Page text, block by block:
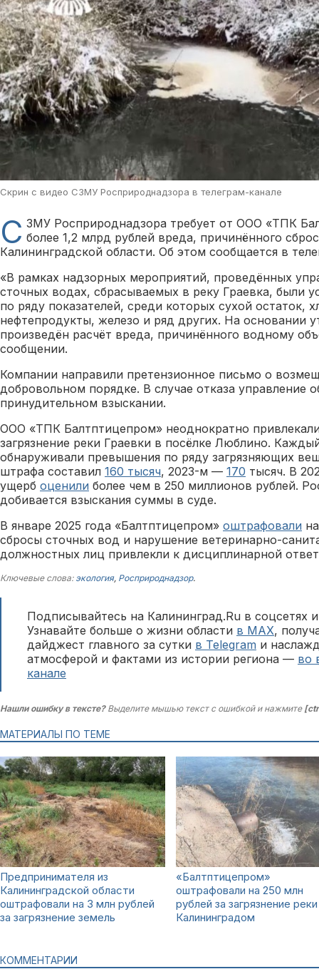
Скрин с видео СЗМУ Росприроднадзора в телеграм-канале
С ЗМУ Росприроднадзора требует от ООО «ТПК
более 1,2 млрд рублей вреда, причинённого
Калининградской области. Об этом сообщается в
«В рамках надзорных мероприятий, проведённых
сточных водах, сбрасываемых в реку Граевка, были
по ряду показателей, среди которых сухой остаток,
нефтепродукты, железо и ряд других. На основании
произведён расчёт вреда, причинённого водному
сообщении.
Компании направили претензионное письмо о
добровольном порядке. В случае отказа управление
принудительном взыскании.
ООО «ТПК Балтптицепром» неоднократно
загрязнение реки Граевки в посёлке Люблино.
обнаруживали превышения по ряду загрязняющих
штрафа составил 160 тысяч, 2023-м — 170 тысяч. В
ущерб оценили более чем в 250 миллионов рублей.
добивается взыскания суммы в суде.
В январе 2025 года «Балтптицепром» оштрафовали
сбросы сточных вод и нарушение ветеринарно-
должностных лиц привлекли к дисциплинарной
Ключевые слова: экология, Росприроднадзор.
Подписывайтесь на Калининград.Ru в соцсетях
Узнавайте больше о жизни области в MAX,
дайджест главного за сутки в Telegram и
атмосферой и фактами из истории региона — во
канале
Нашли ошибку в тексте?Выделите мышью текст с ошибкой и нажмите
МАТЕРИАЛЫ ПО ТЕМЕ
Предпринимателя из
Калининградской области
оштрафовали на 3 млн рублей
за загрязнение земель
«Балтптицепром»
оштрафовали на 250 млн
рублей за загрязнение
Калининградом
КОММЕНТАРИИ